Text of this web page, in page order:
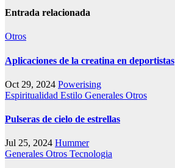
Entrada relacionada
Otros
Aplicaciones de la creatina en deportistas
Oct 29, 2024 Powerising
Espiritualidad Estilo Generales Otros
Pulseras de cielo de estrellas
Jul 25, 2024 Hummer
Generales Otros Tecnologia